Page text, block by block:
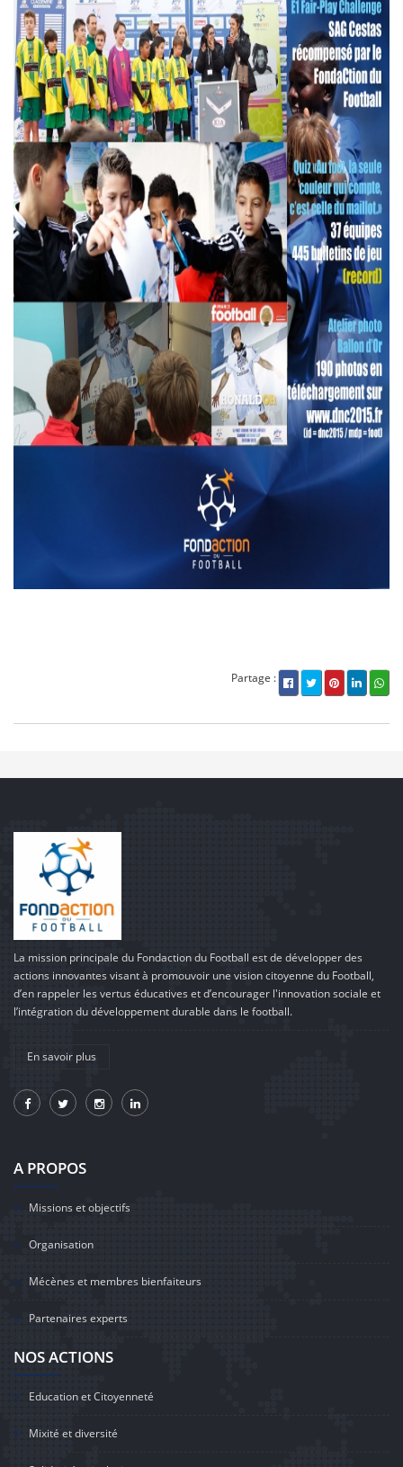
Partage :
La mission principale du Fondaction du Football est de développer des
actions innovantes visant à promouvoir une vision citoyenne du Football,
d’en rappeler les vertus éducatives et d’encourager l'innovation sociale et
l’intégration du développement durable dans le football.
En savoir plus
A PROPOS
Missions et objectifs
Organisation
Mécènes et membres bienfaiteurs
Partenaires experts
NOS ACTIONS
Education et Citoyenneté
Mixité et diversité